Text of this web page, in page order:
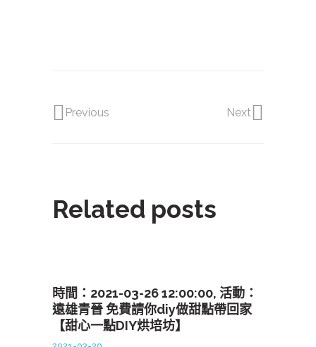
Previous Next
Related posts
時間：2021-03-26 12:00:00, 活動：
遠雄青晉 免費請你diy做甜點帶回家
【甜心一點DIY烘培坊】